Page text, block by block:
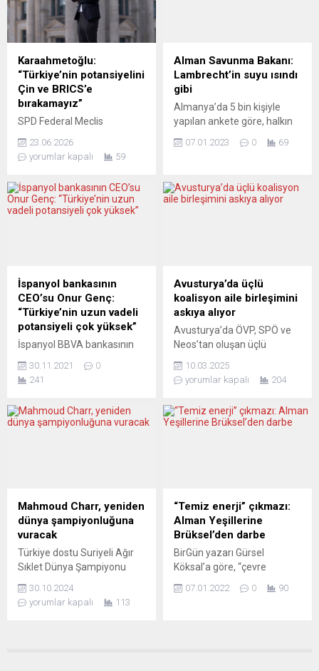
Karaahmetoğlu:
“Türkiye’nin potansiyelini
Çin ve BRICS’e
bırakamayız”
SPD Federal Meclis
Milletvekili ve Alman-Türk
Topluluğu Başkanı Macit
Karaahmetoğlu, Almanya
Reiche’nin Ankara ziyaretini
değerlendirerek, Türkiye’nin
Karaahmetoğlu, Türkiye’nin
jeopolitik konumu ve
ekonomik potansiyeli
nedeniyle Almanya için
vazgeçilmez bir partner
olduğunu belirterek, “Türkiye
ile ilişkilerde boşluk...
23.06.2026
yorumlar kapalı
59
Alman Savunma Bakanı:
Lambrecht’in suyu ısındı
gibi
Almanya’da 5 bin kişiyle
yapılan ankete göre, halkın
büyük çoğunluğu Savunma
Bakanı Christine
inanıyor. Haber portalı t-
online için kamuoyu
görevden alınmasını
destekliyor. Katılımcıların
yüzde 13’lük kısmı ise
bakanın görevde kalması
gerektiğini düşünüyor.
Ankete katılanların yüzde...
07.01.2023 0 69
İspanyol bankasının
CEO’su Onur Genç:
“Türkiye’nin uzun vadeli
potansiyeli çok yüksek”
İspanyol BBVA bankasının
Genç, Türkiye’nin ekonomik
potansiyeline güvendiklerini
yüzde 49,85’ine sahip
oldukları Garanti BBVA’nın
söyledi. Onur Genç, “12.
Finans Buluşması” adı
altında Madrid’de
yaptığı konuşmada,...
30.11.2021
0
241
Avusturya’da üçlü
koalisyon aile birleşimini
askıya alıyor
Avusturya’da ÖVP, SPÖ ve
Neos’tan oluşan üçlü
FPÖ’yü dışarıda tutarak bir
ilki gerçekleştiriyor. Göç
atan hükümet, aile
birleşimini askıya alıyor.
taviz olarak görüldüğü
vurgulanıyor. Eğitim sistemi
üzerindeki baskı gerekçe
10.03.2025
yorumlar kapalı
204
Mahmoud Charr, yeniden
dünya şampiyonluğuna
vuracak
Türkiye dostu Suriyeli Ağır
Sıklet Dünya Şampiyonu
Mahmoud Charr, 7 Aralık
Cumartesi gecesi
Bulgaristan’ın başkenti
30.10.2024
yorumlar kapalı
113
“Temiz enerji” çıkmazı:
Alman Yeşillerine
Brüksel’den darbe
BirGün yazarı Gürsel
Köksal’a göre, “çevre
konusunda tüm dünyaya
örnek olma iddiasındaki”
07.01.2022 0 90